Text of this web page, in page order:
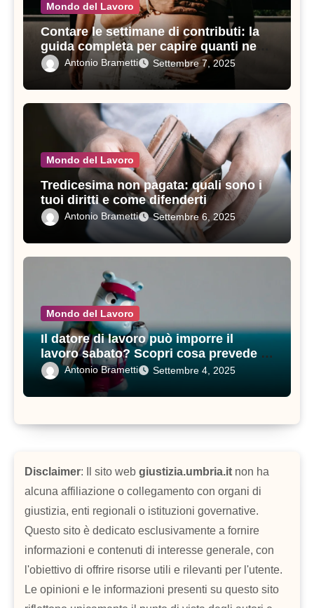
Mondo del Lavoro
Contare le settimane di contributi: la
guida completa per capire quanti ne
servono in un anno
Antonio Brametti Settembre 7, 2025
Mondo del Lavoro
Tredicesima non pagata: quali sono i
tuoi diritti e come difenderti
Antonio Brametti Settembre 6, 2025
Mondo del Lavoro
Il datore di lavoro può imporre il
lavoro sabato? Scopri cosa prevede il
contratto di lavoro
Antonio Brametti Settembre 4, 2025
Disclaimer: Il sito web giustizia.umbria.it non ha
alcuna affiliazione o collegamento con organi di
giustizia, enti regionali o istituzioni governative.
Questo sito è dedicato esclusivamente a fornire
informazioni e contenuti di interesse generale, con
l'obiettivo di offrire risorse utili e rilevanti per l'utente.
Le opinioni e le informazioni presenti su questo sito